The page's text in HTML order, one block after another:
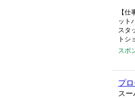
【
ット
スタ
トシ
スポ
プ
ス